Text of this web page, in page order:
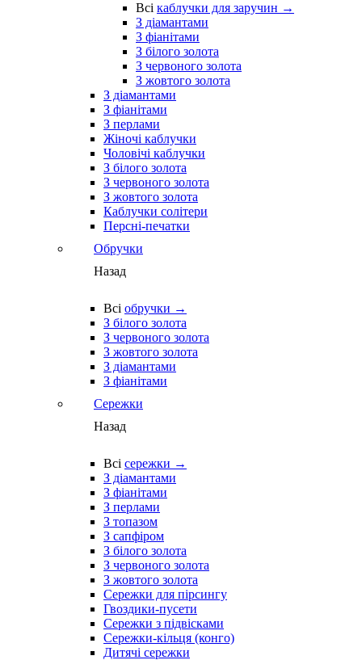
Всі каблучки для заручин →
З діамантами
З фіанітами
З білого золота
З червоного золота
З жовтого золота
З діамантами
З фіанітами
З перлами
Жіночі каблучки
Чоловічі каблучки
З білого золота
З червоного золота
З жовтого золота
Каблучки солітери
Персні-печатки
Обручки
Назад
Всі обручки →
З білого золота
З червоного золота
З жовтого золота
З діамантами
З фіанітами
Сережки
Назад
Всі сережки →
З діамантами
З фіанітами
З перлами
З топазом
З сапфіром
З білого золота
З червоного золота
З жовтого золота
Сережки для пірсингу
Гвоздики-пусети
Сережки з підвісками
Сережки-кільця (конго)
Дитячі сережки